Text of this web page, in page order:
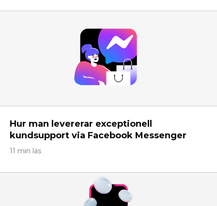
Hur man levererar exceptionell
kundsupport via Facebook Messenger
11 min läs